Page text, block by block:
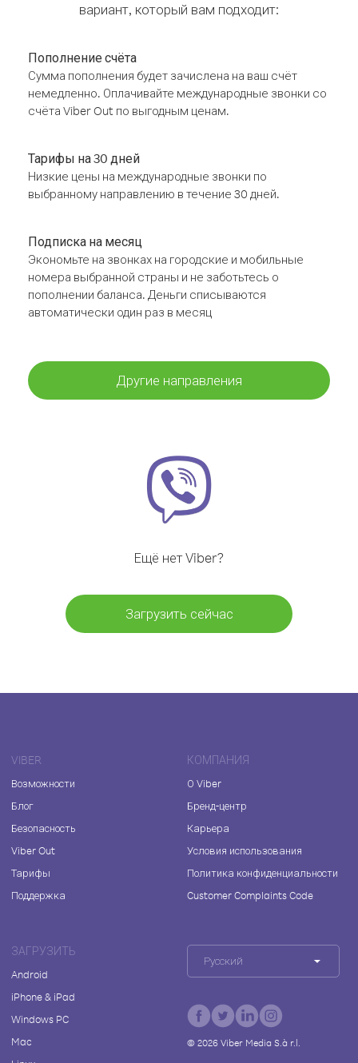
вариант, который вам подходит:
Пополнение счёта
Сумма пополнения будет зачислена на ваш счёт
немедленно. Оплачивайте международные звонки со
счёта Viber Out по выгодным ценам.
Тарифы на 30 дней
Низкие цены на международные звонки по
выбранному направлению в течение 30 дней.
Подписка на месяц
Экономьте на звонках на городские и мобильные
номера выбранной страны и не заботьтесь о
пополнении баланса. Деньги списываются
автоматически один раз в месяц
Другие направления
Ещё нет Viber?
Загрузить сейчас
VIBER
Возможности
Блог
Безопасность
Viber Out
Тарифы
Поддержка
КОМПАНИЯ
О Viber
Бренд-центр
Карьера
Условия использования
Политика конфиденциальности
Customer Complaints Code
ЗАГРУЗИТЬ
Android
iPhone & iPad
Windows PC
Mac
Русский
© 2026Viber Media S.à r.l.